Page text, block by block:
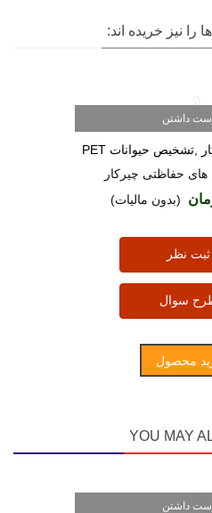
را نیز خریده اند:
داشتن
های حفاظتی چیرکار
(بدون مالیات)
ثبت نظر
محصول
YOU MAY
داشتن